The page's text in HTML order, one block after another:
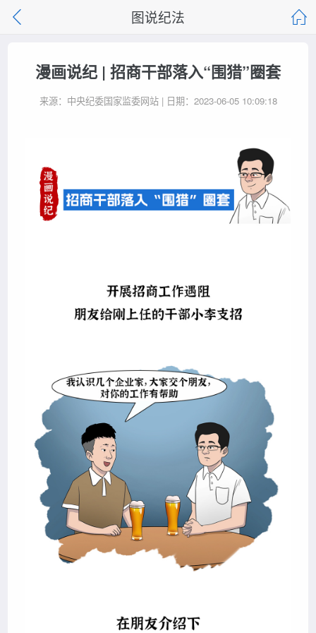
图说纪法
漫画说纪 | 招商干部落入“围猎”圈套
来源：中央纪委国家监委网站 | 日期：2023-06-05 10:09:18